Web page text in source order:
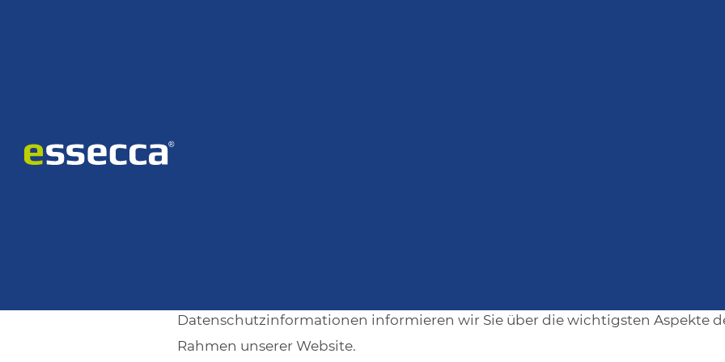
Der Schutz Ihrer persönlichen Daten ist uns ein besonderes Anliegen. Wir
Datenschutzinformationen informieren wir Sie über die wichtigsten Aspekte
Rahmen unserer Website.